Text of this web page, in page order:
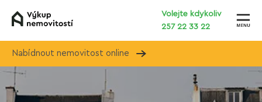
Volejte kdykoliv
257 22 33 22
Nabídnout nemovitost online